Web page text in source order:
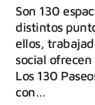
Son 130
distintos
ellos,
social
Los 130
con…